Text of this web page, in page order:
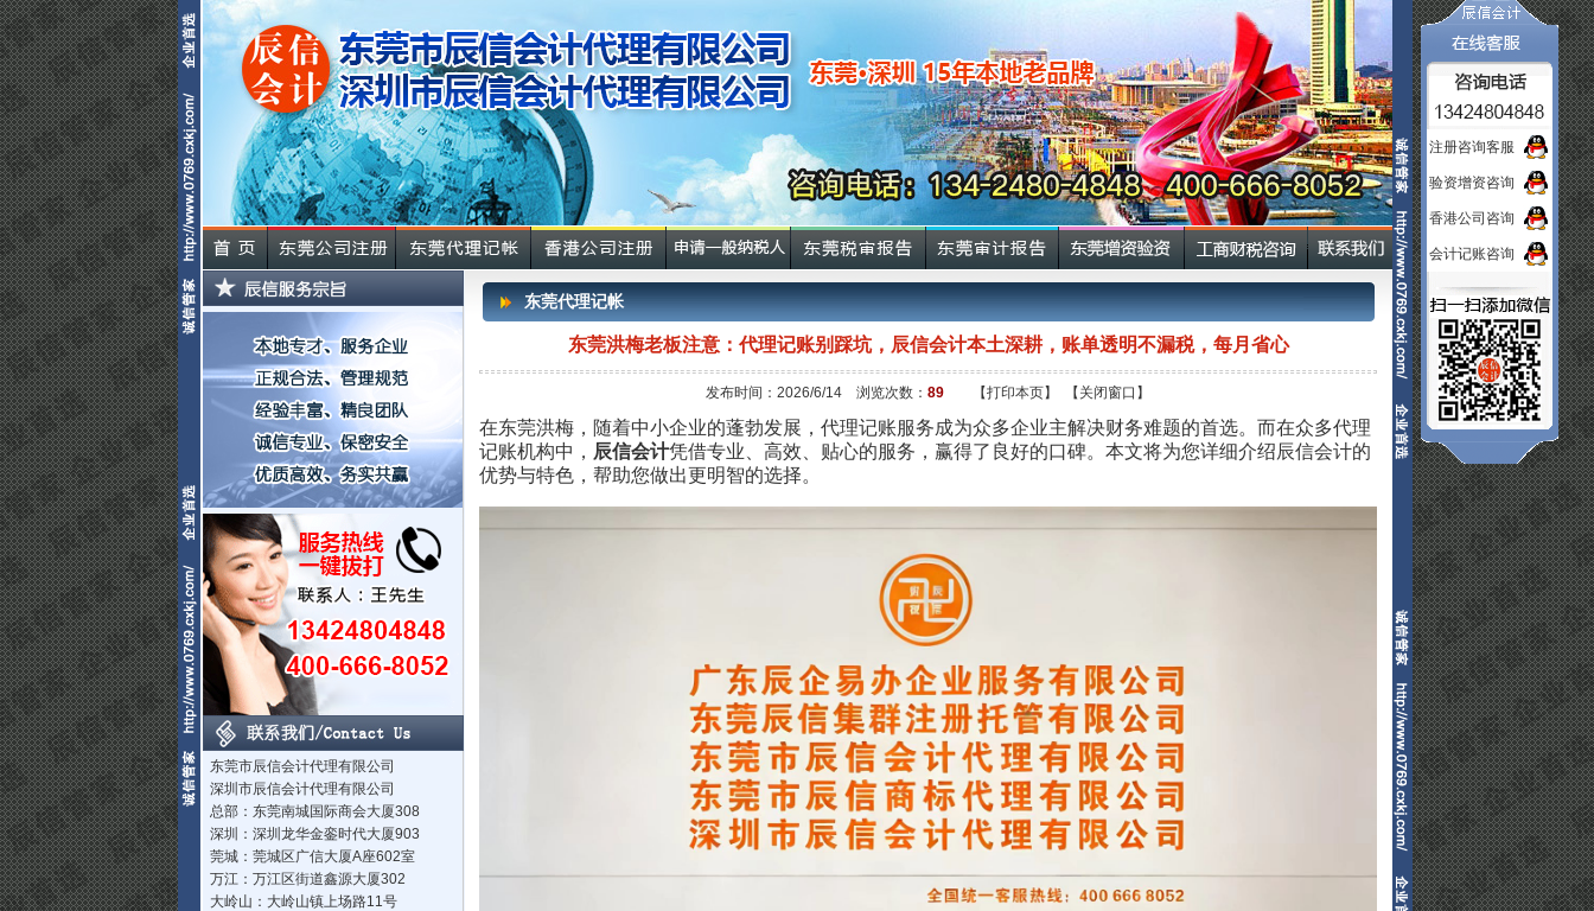
东莞市辰信会计代理有限公司
深圳市辰信会计代理有限公司
总部：东莞南城国际商会大厦308
深圳：深圳龙华金銮时代大厦903
莞城：莞城区广信大厦A座602室
万江：万江区街道鑫源大厦302
大岭山：大岭山镇上场路11号
东莞代理记帐
东莞洪梅老板注意：代理记账别踩坑，辰信会计本土深耕，账单透明不漏税，每月省心
发布时间：2026/6/14 浏览次数： 89 【打印本页】 【关闭窗口】
在东莞洪梅，随着中小企业的蓬勃发展，代理记账服务成为众多企业主解决财务难题的首选。而在众多代理
记账机构中， 辰信会计凭借专业、高效、贴心的服务，赢得了良好的口碑。本文将为您详细介绍辰信会计的
优势与特色，帮助您做出更明智的选择。
注册咨询客服
验资增资咨询
香港公司咨询
会计记账咨询